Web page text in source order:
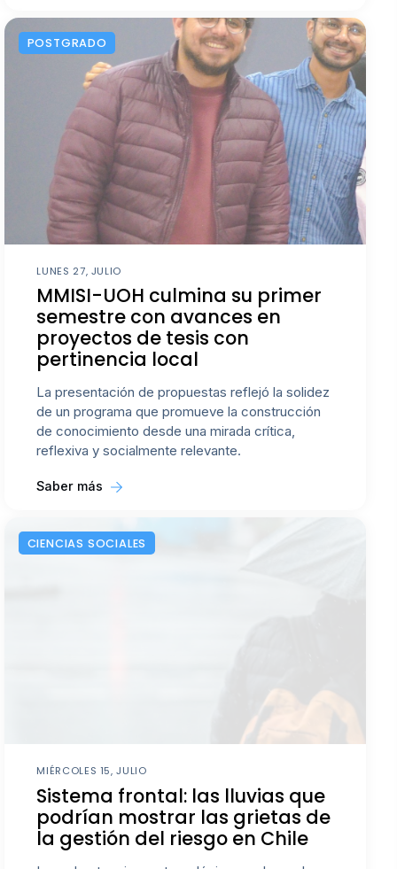
POSTGRADO
LUNES 27, JULIO
MMISI-UOH culmina su primer
semestre con avances en
proyectos de tesis con
pertinencia local
La presentación de propuestas reflejó la solidez
de un programa que promueve la construcción
de conocimiento desde una mirada crítica,
reflexiva y socialmente relevante.
Saber más
CIENCIAS SOCIALES
MIÉRCOLES 15, JULIO
Sistema frontal: las lluvias que
podrían mostrar las grietas de
la gestión del riesgo en Chile